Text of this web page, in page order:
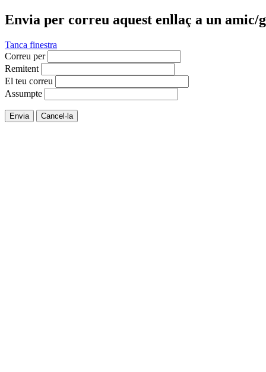
Envia per correu aquest enllaç a un amic/
Tanca finestra
Correu per
Remitent
El teu correu
Assumpte
Envia Cancel·la